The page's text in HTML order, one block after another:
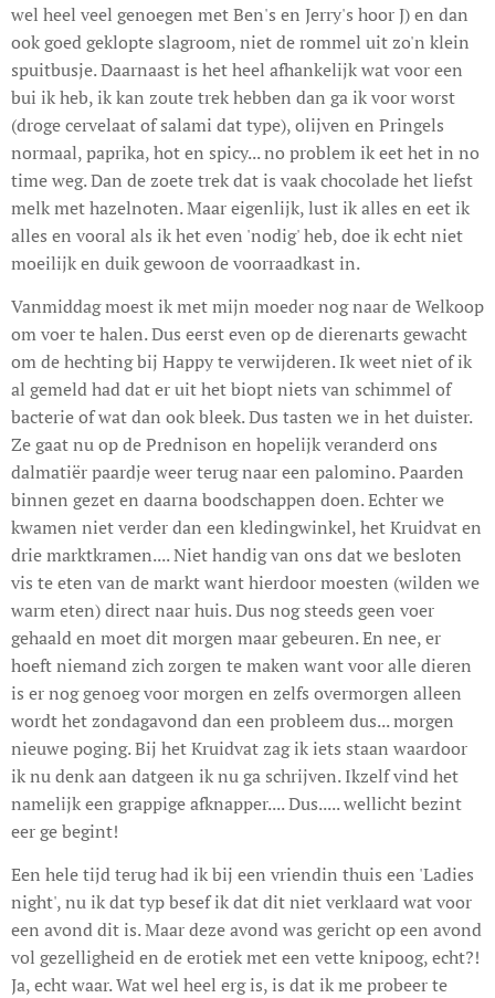
wel heel veel genoegen met Ben's en Jerry's hoor J) en dan
ook goed geklopte slagroom, niet de rommel uit zo'n klein
spuitbusje. Daarnaast is het heel afhankelijk wat voor een
bui ik heb, ik kan zoute trek hebben dan ga ik voor worst
(droge cervelaat of salami dat type), olijven en Pringels
normaal, paprika, hot en spicy... no problem ik eet het in no
time weg. Dan de zoete trek dat is vaak chocolade het liefst
melk met hazelnoten. Maar eigenlijk, lust ik alles en eet ik
alles en vooral als ik het even 'nodig' heb, doe ik echt niet
moeilijk en duik gewoon de voorraadkast in.
Vanmiddag moest ik met mijn moeder nog naar de Welkoop
om voer te halen. Dus eerst even op de dierenarts gewacht
om de hechting bij Happy te verwijderen. Ik weet niet of ik
al gemeld had dat er uit het biopt niets van schimmel of
bacterie of wat dan ook bleek. Dus tasten we in het duister.
Ze gaat nu op de Prednison en hopelijk veranderd ons
dalmatiër paardje weer terug naar een palomino. Paarden
binnen gezet en daarna boodschappen doen. Echter we
kwamen niet verder dan een kledingwinkel, het Kruidvat en
drie marktkramen.... Niet handig van ons dat we besloten
vis te eten van de markt want hierdoor moesten (wilden we
warm eten) direct naar huis. Dus nog steeds geen voer
gehaald en moet dit morgen maar gebeuren. En nee, er
hoeft niemand zich zorgen te maken want voor alle dieren
is er nog genoeg voor morgen en zelfs overmorgen alleen
wordt het zondagavond dan een probleem dus... morgen
nieuwe poging. Bij het Kruidvat zag ik iets staan waardoor
ik nu denk aan datgeen ik nu ga schrijven. Ikzelf vind het
namelijk een grappige afknapper.... Dus..... wellicht bezint
eer ge begint!
Een hele tijd terug had ik bij een vriendin thuis een 'Ladies
night', nu ik dat typ besef ik dat dit niet verklaard wat voor
een avond dit is. Maar deze avond was gericht op een avond
vol gezelligheid en de erotiek met een vette knipoog, echt?!
Ja, echt waar. Wat wel heel erg is, is dat ik me probeer te